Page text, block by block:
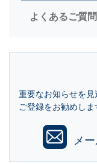
よくあるご質問
重要なお知らせを
ご登録をお勧めしま
メ